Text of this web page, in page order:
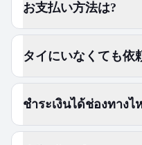
お支払い方法は?
タイにいなくても依
ชำระเงินได้ช่องทางไ